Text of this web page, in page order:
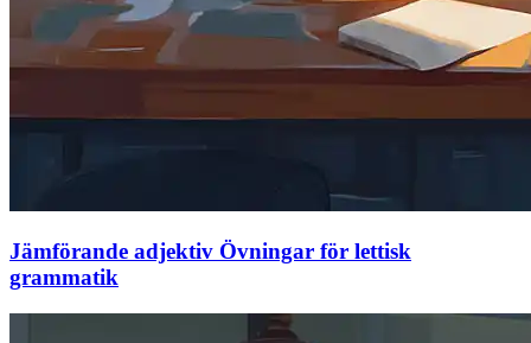
Jämförande adjektiv Övningar för lettisk
grammatik